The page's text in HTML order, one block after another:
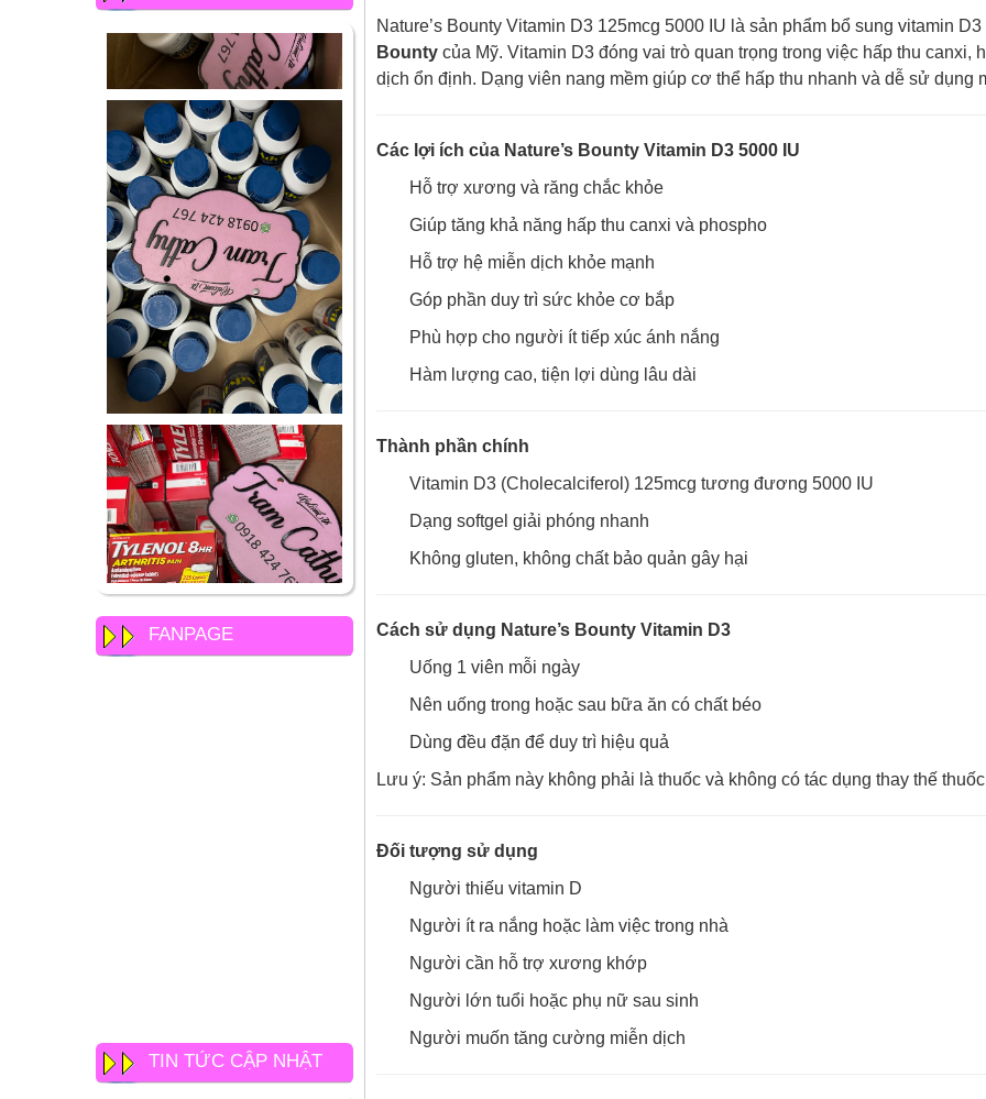
FANPAGE
TIN TỨC CẬP NHẬT
Nature’s Bounty Vitamin D3 125mcg 5000 IU là sản phẩm bổ sung vitamin
Bounty của Mỹ. Vitamin D3 đóng vai trò quan trọng trong việc hấp thu
dịch ổn định. Dạng viên nang mềm giúp cơ thể hấp thu nhanh và dễ sử dụng
Các lợi ích của Nature’s Bounty Vitamin D3 5000 IU
Hỗ trợ xương và răng chắc khỏe
Giúp tăng khả năng hấp thu canxi và phospho
Hỗ trợ hệ miễn dịch khỏe mạnh
Góp phần duy trì sức khỏe cơ bắp
Phù hợp cho người ít tiếp xúc ánh nắng
Hàm lượng cao, tiện lợi dùng lâu dài
Thành phần chính
Vitamin D3 (Cholecalciferol) 125mcg tương đương 5000 IU
Dạng softgel giải phóng nhanh
Không gluten, không chất bảo quản gây hại
Cách sử dụng Nature’s Bounty Vitamin D3
Uống 1 viên mỗi ngày
Nên uống trong hoặc sau bữa ăn có chất béo
Dùng đều đặn để duy trì hiệu quả
Lưu ý: Sản phẩm này không phải là thuốc và không có tác dụng thay thế
Đối tượng sử dụng
Người thiếu vitamin D
Người ít ra nắng hoặc làm việc trong nhà
Người cần hỗ trợ xương khớp
Người lớn tuổi hoặc phụ nữ sau sinh
Người muốn tăng cường miễn dịch